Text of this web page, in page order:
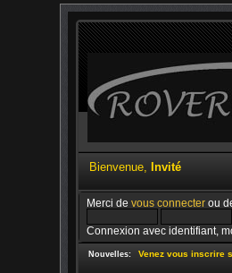
Bienvenue, Invité
Merci devous connecter ou
Connexion avec identifiant,
Nouvelles: Venez vous inscrire